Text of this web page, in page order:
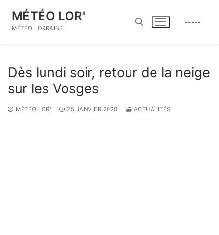
contenu
MÉTÉO LOR'
MÉTÉO LORRAINE
-----
Dès lundi soir, retour de la neige
sur les Vosges
MÉTÉO LOR' 25 JANVIER 2020 ACTUALITÉS